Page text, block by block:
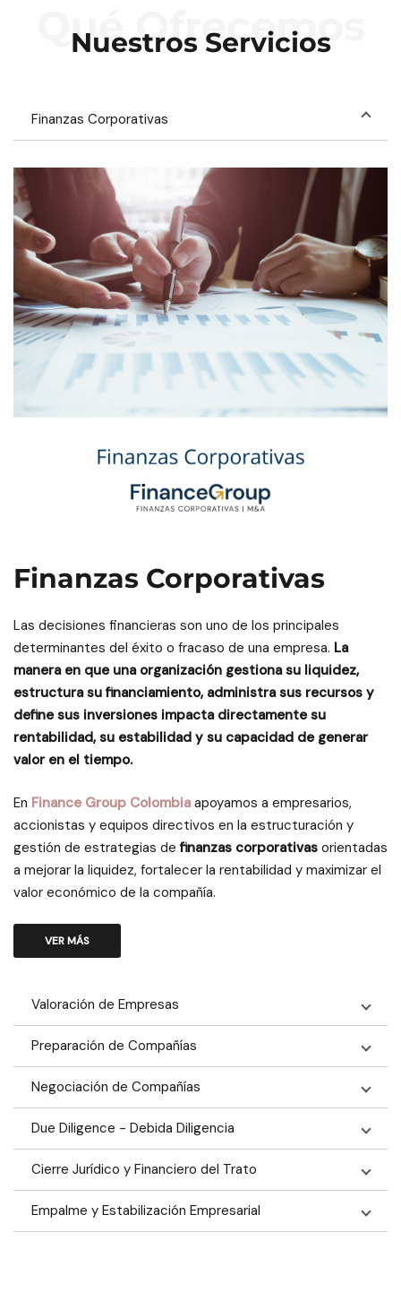
Qué Ofrecemos
Nuestros Servicios
Finanzas Corporativas
Finanzas Corporativas
Las decisiones financieras son uno de los principales
determinantes del éxito o fracaso de una empresa. La
manera en que una organización gestiona su liquidez,
estructura su financiamiento, administra sus recursos y
define sus inversiones impacta directamente su
rentabilidad, su estabilidad y su capacidad de generar
valor en el tiempo.
En Finance Group Colombia apoyamos a empresarios,
accionistas y equipos directivos en la estructuración y
gestión de estrategias definanzas corporativas orientadas
a mejorar la liquidez, fortalecer la rentabilidad y maximizar el
valor económico de la compañía.
VER MÁS
Valoración de Empresas
Preparación de Compañías
Negociación de Compañías
Due Diligence - Debida Diligencia
Cierre Jurídico y Financiero del Trato
Empalme y Estabilización Empresarial